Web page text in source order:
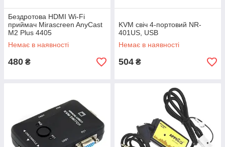
Бездротова HDMI Wi-Fi
приймач Mirascreen AnyCast
M2 Plus 4405
Немає в наявності
480 ₴
KVM свіч 4-портовий NR-
401US, USB
Немає в наявності
504 ₴